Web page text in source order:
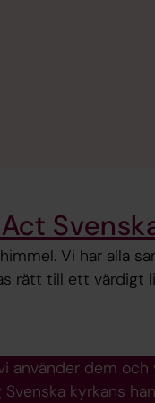
Vi har alla
rätt till ett värdigt
använder dem
kyrkans